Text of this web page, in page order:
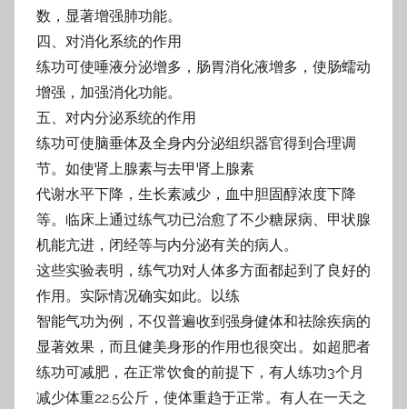
数，显著增强肺功能。
四、对消化系统的作用
练功可使唾液分泌增多，肠胃消化液增多，使肠蠕动
增强，加强消化功能。
五、对内分泌系统的作用
练功可使脑垂体及全身内分泌组织器官得到合理调
节。如使肾上腺素与去甲肾上腺素
代谢水平下降，生长素减少，血中胆固醇浓度下降
等。临床上通过练气功已治愈了不少糖尿病、甲状腺
机能亢进，闭经等与内分泌有关的病人。
这些实验表明，练气功对人体多方面都起到了良好的
作用。实际情况确实如此。以练
智能气功为例，不仅普遍收到强身健体和祛除疾病的
显著效果，而且健美身形的作用也很突出。如超肥者
练功可减肥，在正常饮食的前提下，有人练功3个月
减少体重22.5公斤，使体重趋于正常。有人在一天之